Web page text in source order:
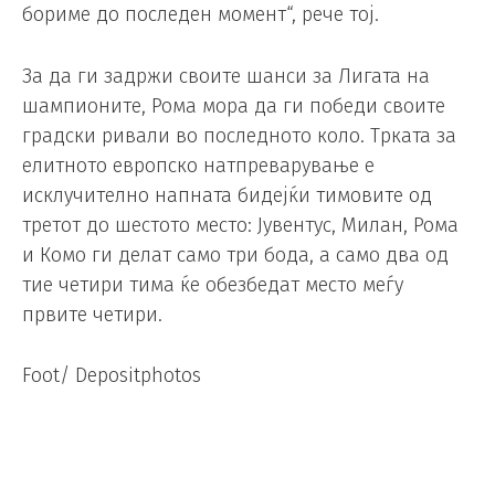
бориме до последен момент“, рече тој.
За да ги задржи своите шанси за Лигата на
шампионите, Рома мора да ги победи своите
градски ривали во последното коло. Трката за
елитното европско натпреварување е
исклучително напната бидејќи тимовите од
третот до шестото место: Јувентус, Милан, Рома
и Комо ги делат само три бода, а само два од
тие четири тима ќе обезбедат место меѓу
првите четири.
Foot/ Depositphotos